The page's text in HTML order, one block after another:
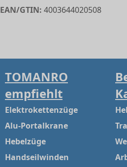
EAN/GTIN: 4003644020508
TOMANRO
empfiehlt
Elektrokettenzüge
Alu-Portalkrane
Hebelzüge
Handseilwinden